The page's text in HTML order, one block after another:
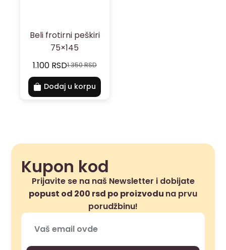
Beli frotirni peškiri
75×145
1.350RSD
1.100 RSD
Dodaj u korpu
Kupon kod
Prijavite se na naš Newsletter i dobijate
popust od 200 rsd po proizvodu na prvu
porudžbinu!